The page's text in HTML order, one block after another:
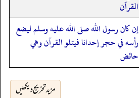
القرآن
إن كان رسول الله صلى الله عليه وسلم ليضع
رأسه في حجر إحدانا فيتلو القرآن وهي
حائض
مزید تخریج دیکھیں